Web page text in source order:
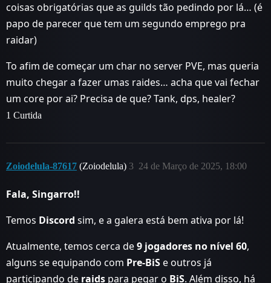
coisas obrigatórias que as guilds tão pedindo por lá… (é
papo de parecer que tem um segundo emprego pra
raidar)
To afim de começar um char no server PVE, mas queria
muito chegar a fazer umas raides… acha que vai fechar
um core por ai? Precisa de que? Tank, dps, healer?
1 Curtida
Zoiodelula-87617 (Zoiodelula) 24 de Março de 2025, 18:00
3
Fala, Singarro!!
Temos Discord sim, e a galera está bem ativa por lá!
Atualmente, temos cerca de9 jogadores no nível 60,
alguns se equipando com Pre-BiS e outros já
participando de raids para pegar o BiS. Além disso, há